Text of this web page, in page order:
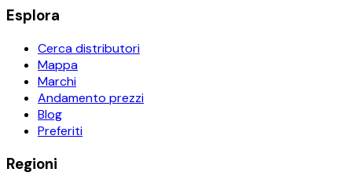
Esplora
Cerca distributori
Mappa
Marchi
Andamento prezzi
Blog
Preferiti
Regioni